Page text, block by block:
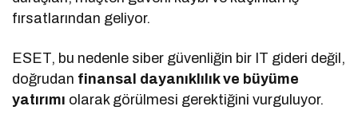
fırsatlarından geliyor.
ESET, bu nedenle siber güvenliğin bir IT gideri değil,
doğrudan finansal dayanıklılık ve büyüme
yatırımı olarak görülmesi gerektiğini vurguluyor.